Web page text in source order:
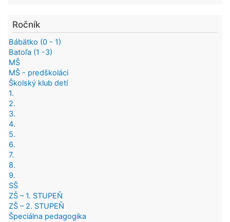
Ročník
Bábätko (0 - 1)
Batoľa (1 -3)
MŠ
MŠ - predškoláci
Školský klub detí
1.
2.
3.
4.
5.
6.
7.
8.
9.
SŠ
ZŠ – 1. STUPEŇ
ZŠ – 2. STUPEŇ
Špeciálna pedagogika